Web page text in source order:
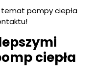
pompy ciepła
ciepła